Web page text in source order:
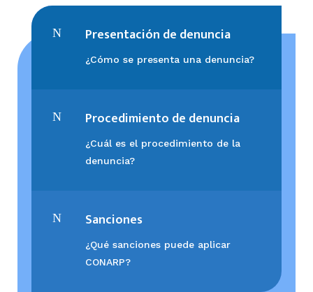
N Presentación de denuncia
¿Cómo se presenta una denuncia?
N Procedimiento de denuncia
¿Cuál es el procedimiento de la
denuncia?
N Sanciones
¿Qué sanciones puede aplicar
CONARP?